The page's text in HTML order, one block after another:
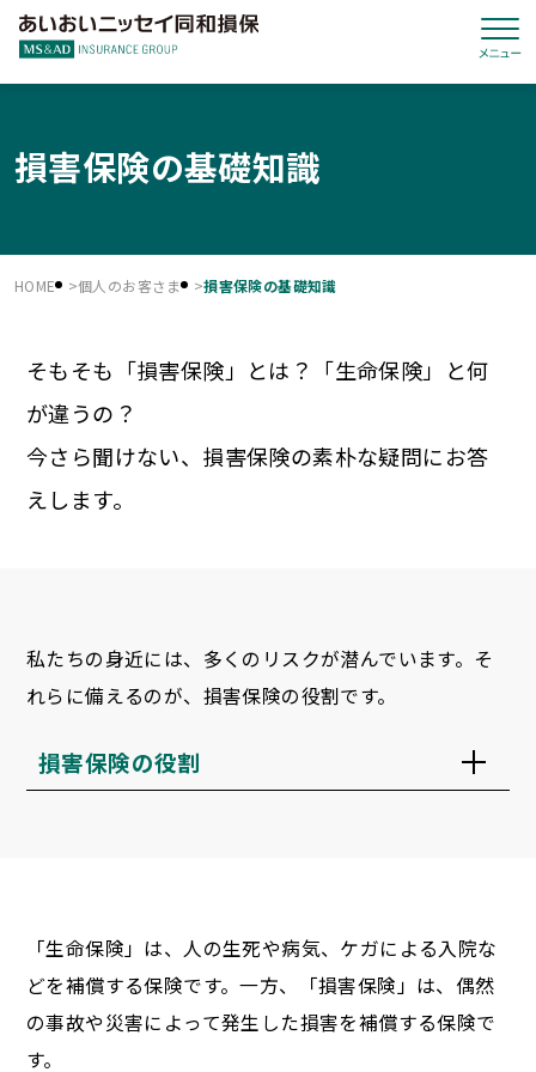
損害保険の基礎知識
HOME 個人のお客さま 損害保険の基礎知識
そもそも「損害保険」とは？「生命保険」と何
が違うの？
今さら聞けない、損害保険の素朴な疑問にお答
えします。
私たちの身近には、多くのリスクが潜んでいます。そ
れらに備えるのが、損害保険の役割です。
損害保険の役割
「生命保険」は、人の生死や病気、ケガによる入院な
どを補償する保険です。一方、「損害保険」は、偶然
の事故や災害によって発生した損害を補償する保険で
す。